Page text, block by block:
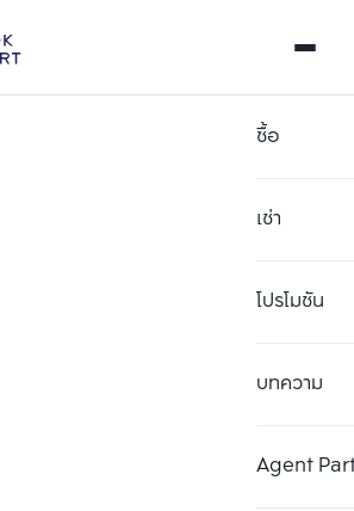
ซื้อ
เช่า
โปรโมชัน
บทความ
Agent